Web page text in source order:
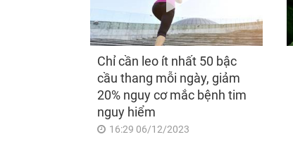
Chỉ cần leo ít nhất 50 bậc
cầu thang mỗi ngày, giảm
20% nguy cơ mắc bệnh tim
nguy hiểm
16:29 06/12/2023